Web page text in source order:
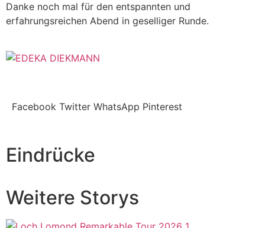
Danke noch mal für den entspannten und
erfahrungsreichen Abend in geselliger Runde.
Facebook Twitter WhatsApp Pinterest
Eindrücke
Weitere Storys